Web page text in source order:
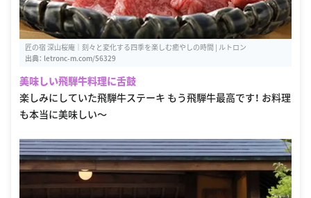
匠の宿 深山桜庵｜刻々と変化する四季を楽しむ癒やしの時間 | ルトロン
出典： letronc-m.com/56329
美味しい飛騨牛料理に舌鼓
楽しみにしていた飛騨牛ステーキ もう飛騨牛最高です！ お料理
も本当に美味しい〜